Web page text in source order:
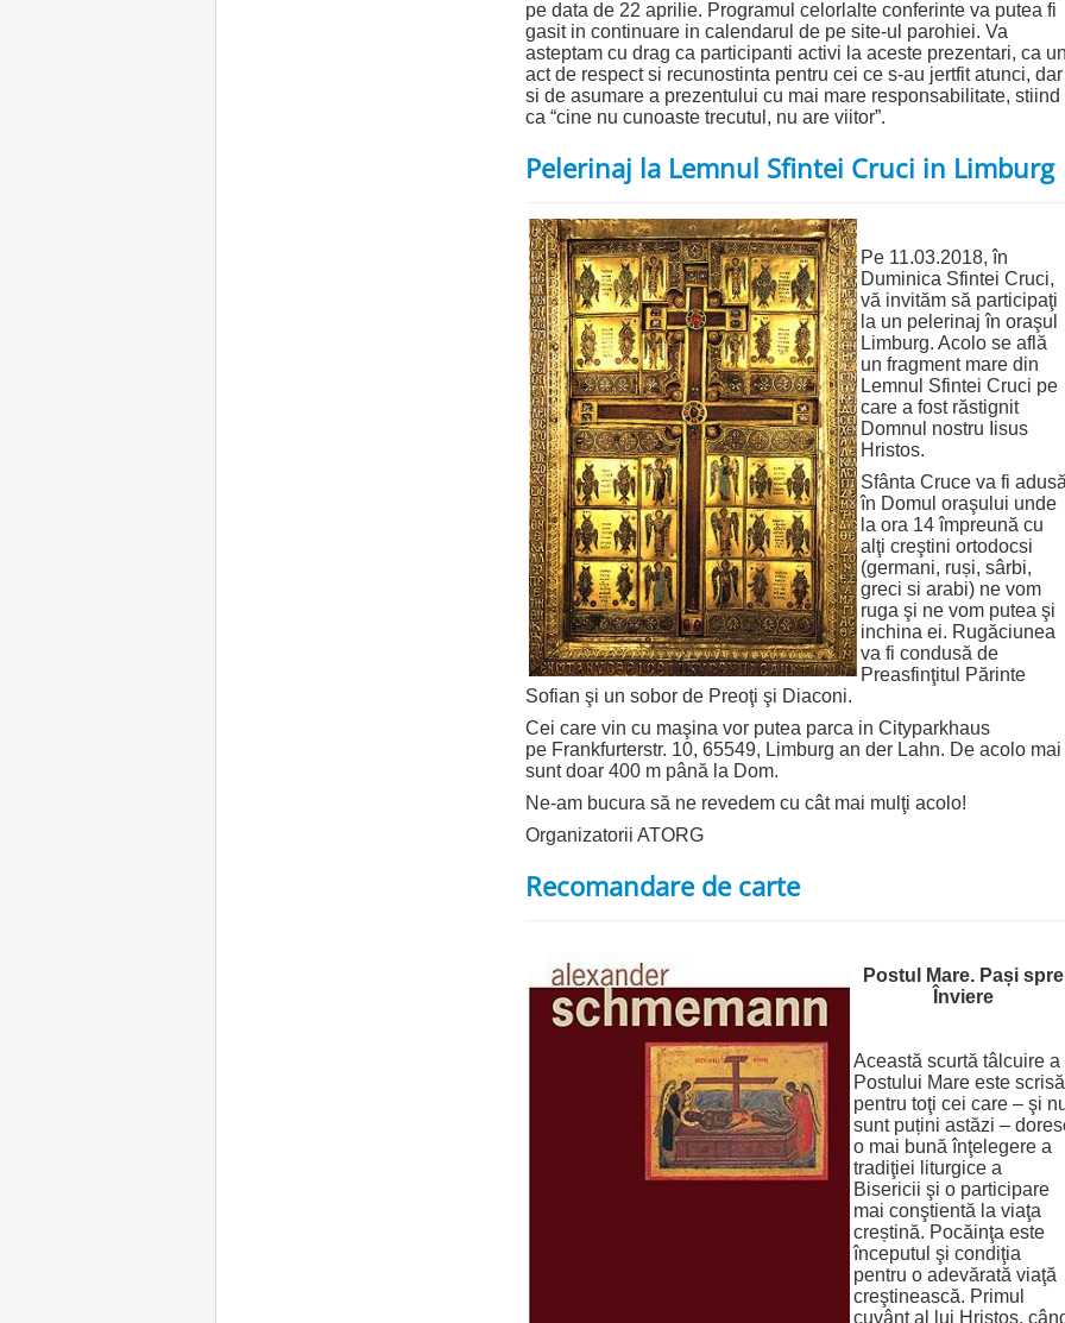
pe data de 22 aprilie. Programul celorlalte conferinte va putea fi
gasit in continuare in calendarul de pe site-ul parohiei. Va
asteptam cu drag ca participanti activi la aceste prezentari, ca
act de respect si recunostinta pentru cei ce s-au jertfit atunci, dar
si de asumare a prezentului cu mai mare responsabilitate, stiind
ca “cine nu cunoaste trecutul, nu are viitor”.
Pelerinaj la Lemnul Sfintei Cruci in Limburg
Pe 11.03.2018, în
Duminica Sfintei Cruci,
vă invităm să participaţi
la un pelerinaj în oraşul
Limburg. Acolo se află
un fragment mare din
Lemnul Sfintei Cruci pe
care a fost răstignit
Domnul nostru Iisus
Hristos.
Sfânta Cruce va fi
în Domul oraşului unde
la ora 14 împreună cu
alţi creştini ortodocsi
(germani, ruși, sârbi,
greci si arabi) ne vom
ruga şi ne vom putea şi
inchina ei. Rugăciunea
va fi condusă de
Preasfinţitul Părinte
Sofian şi un sobor de Preoţi şi Diaconi.
Cei care vin cu maşina vor putea parca in Cityparkhaus
pe Frankfurterstr. 10, 65549, Limburg an der Lahn. De acolo mai
sunt doar 400 m până la Dom.
Ne-am bucura să ne revedem cu cât mai mulţi acolo!
Organizatorii ATORG
Recomandare de carte
Postul Mare. Pași spre
Înviere
Această scurtă tâlcuire a
Postului Mare este scrisă
pentru toţi cei care – şi
sunt puțini astăzi –
o mai bună înţelegere a
tradiţiei liturgice a
Bisericii şi o participare
mai conştientă la viaţa
creștină. Pocăinţa este
începutul şi condiţia
pentru o adevărată viaţă
creştinească. Primul
cuvânt al lui Hristos,